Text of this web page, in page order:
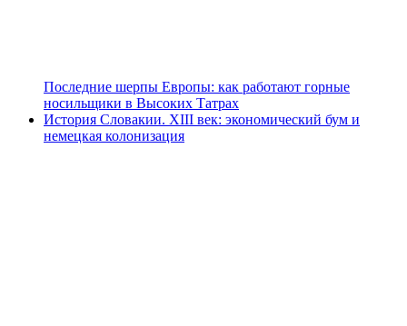
Последние шерпы Европы: как работают горные
носильщики в Высоких Татрах
История Словакии. XIII век: экономический бум и
немецкая колонизация